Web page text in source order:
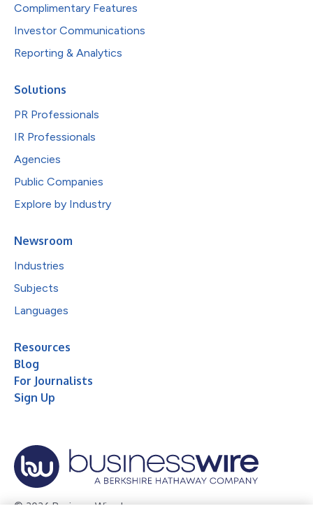
Complimentary Features
Investor Communications
Reporting & Analytics
Solutions
PR Professionals
IR Professionals
Agencies
Public Companies
Explore by Industry
Newsroom
Industries
Subjects
Languages
Resources
Blog
For Journalists
Sign Up
© 2026 Business Wire, Inc.